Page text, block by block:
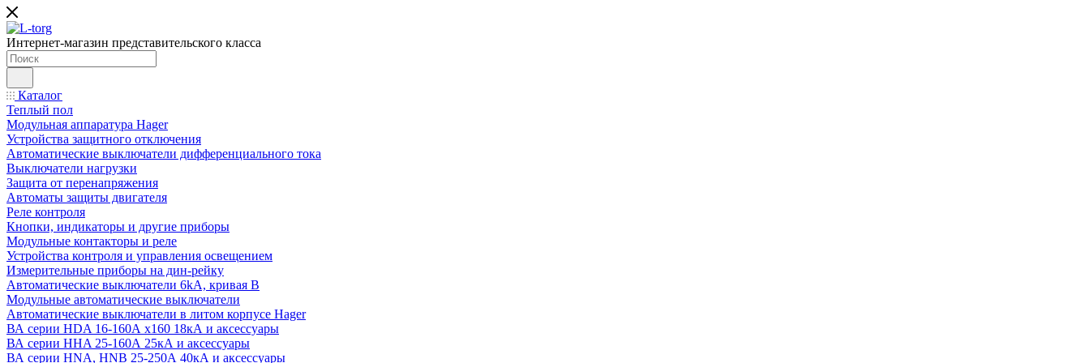
Интернет-магазин представительского класса
Каталог
Теплый пол
Модульная аппаратура Hager
Устройства защитного отключения
Автоматические выключатели дифференциального тока
Выключатели нагрузки
Защита от перенапряжения
Автоматы защиты двигателя
Реле контроля
Кнопки, индикаторы и другие приборы
Модульные контакторы и реле
Устройства контроля и управления освещением
Измерительные приборы на дин-рейку
Автоматические выключатели 6kA, кривая В
Модульные автоматические выключатели
Автоматические выключатели в литом корпусе Hager
ВА серии HDA 16-160А x160 18кА и аксессуары
ВА серии HHA 25-160А 25кА и аксессуары
ВА серии HNA, HNB 25-250А 40кА и аксессуары